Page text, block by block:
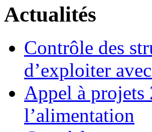
Actualités
Contrôle des
d’exploiter
Appel à projets
l’alimentation